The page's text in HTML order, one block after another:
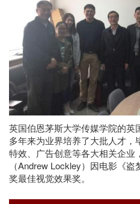
英国伯恩茅斯大学传媒学院的英
多年来为业界培养了大批人才
特效、广告创意等各大相关企业
（Andrew Lockley）因电影《
奖最佳视觉效果奖。